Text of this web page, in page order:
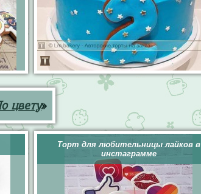
цвету»
Торт для любительницы лайков в
инстаграмме